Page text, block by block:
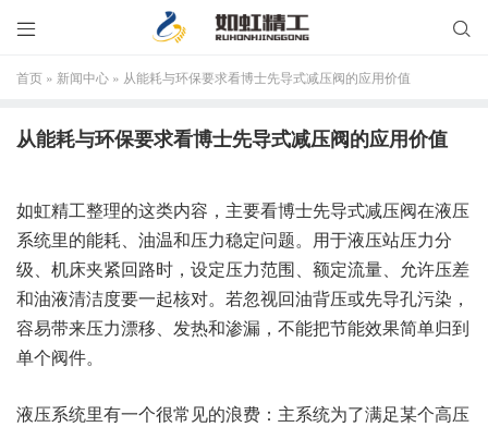


首页 » 新闻中心 » 从能耗与环保要求看博士先导式减压阀的应用价值
从能耗与环保要求看博士先导式减压阀的应用价值
如虹精工整理的这类内容，主要看博士先导式减压阀在液压
系统里的能耗、油温和压力稳定问题。用于液压站压力分
级、机床夹紧回路时，设定压力范围、额定流量、允许压差
和油液清洁度要一起核对。若忽视回油背压或先导孔污染，
容易带来压力漂移、发热和渗漏，不能把节能效果简单归到
单个阀件。
液压系统里有一个很常见的浪费：主系统为了满足某个高压